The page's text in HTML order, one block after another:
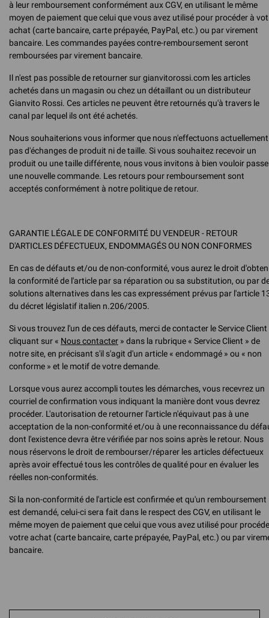
à leur remboursement conformément aux CGV, en utilisant le même
moyen de paiement que celui que vous avez utilisé pour procéder à
achat (carte bancaire, carte prépayée, PayPal, etc.) ou par virement
bancaire. Les commandes payées contre-remboursement seront
remboursées par virement bancaire.
Il n'est pas possible de retourner sur gianvitorossi.com les articles
achetés dans un magasin ou chez un détaillant ou un distributeur
Gianvito Rossi. Ces articles ne peuvent être retournés qu'à travers le
canal par lequel ils ont été achetés.
Nous souhaiterions vous informer que nous n'effectuons actuellement
pas d'échanges de produit ni de taille. Si vous souhaitez recevoir un
produit ou une taille différente, nous vous invitons à bien vouloir
une nouvelle commande. Les retours pour remboursement sont
acceptés conformément à notre politique de retour.
GARANTIE LÉGALE DE CONFORMITÉ DU VENDEUR - RETOUR
D'ARTICLES DÉFECTUEUX, ENDOMMAGÉS OU NON CONFORMES
En cas de défauts et/ou de non-conformité, vous aurez le droit
la conformité de l'article par sa réparation ou sa substitution, ou par
solutions alternatives dans les cas expressément prévus par l'article
du décret législatif italien n.206/2005.
Si vous trouvez l'un de ces défauts, merci de contacter le Service Client
cliquant sur « Nous contacter » dans la rubrique « Service Client » de
notre site, en précisant s'il s'agit d'un article « endommagé » ou « non
conforme » et le motif de votre demande.
Lorsque vous aurez accompli toutes les démarches, vous recevrez un
courriel de confirmation vous indiquant la manière dont vous devrez
procéder. L'autorisation de retourner l'article n'équivaut pas à une
acceptation de la non-conformité et/ou à une reconnaissance du
dont l'existence devra être vérifiée par nos soins après le retour. Nous
nous réservons le droit de rembourser/réparer les articles défectueux
après avoir effectué tous les contrôles de qualité pour en évaluer les
réelles non-conformités.
Si la non-conformité de l'article est confirmée et qu'un remboursement
est demandé, celui-ci sera fait dans le respect des CGV, en utilisant le
même moyen de paiement que celui que vous avez utilisé pour
votre achat (carte bancaire, carte prépayée, PayPal, etc.) ou par
bancaire.